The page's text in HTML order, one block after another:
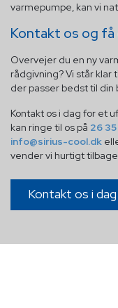
varmepumpe, kan vi
Kontakt os og få
Overvejer du en ny
rådgivning? Vi står
der passer bedst til din
Kontakt os i dag for et
kan ringe til os på 26
info@sirius-cool.dk
vender vi hurtigt
Kontakt os i dag